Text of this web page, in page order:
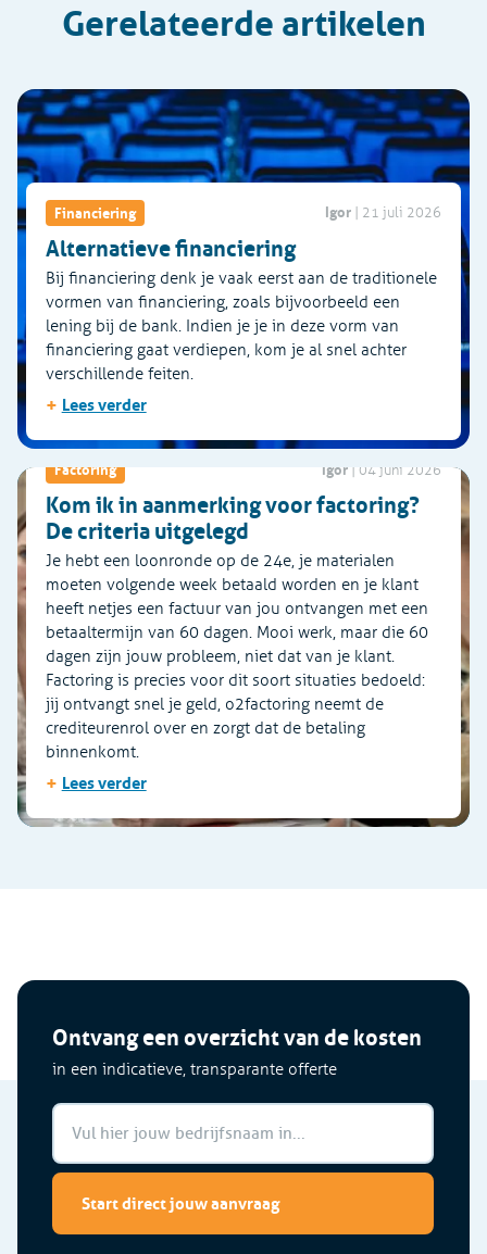
Gerelateerde artikelen
Financiering Igor 21 juli 2026
Alternatieve financiering
Bij financiering denk je vaak eerst aan de traditionele
vormen van financiering, zoals bijvoorbeeld een
lening bij de bank. Indien je je in deze vorm van
financiering gaat verdiepen, kom je al snel achter
verschillende feiten.
+ Lees verder
Factoring Igor |04 juni 2026
Kom ik in aanmerking voor factoring?
De criteria uitgelegd
Je hebt een loonronde op de 24e, je materialen
moeten volgende week betaald worden en je klant
heeft netjes een factuur van jou ontvangen met een
betaaltermijn van 60 dagen. Mooi werk, maar die 60
dagen zijn jouw probleem, niet dat van je klant.
Factoring is precies voor dit soort situaties bedoeld:
jij ontvangt snel je geld, o2factoring neemt de
crediteurenrol over en zorgt dat de betaling
binnenkomt.
+ Lees verder
Ontvang een overzicht van de kosten
in een indicatieve, transparante offerte
Start direct jouw aanvraag